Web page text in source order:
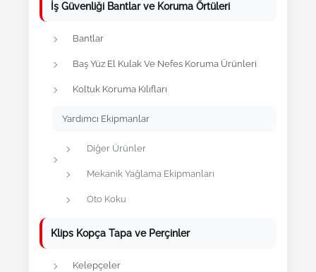
İş Güvenliği Bantlar ve Koruma Örtüleri
Bantlar
Baş Yüz El Kulak Ve Nefes Koruma Ürünleri
Koltuk Koruma Kılıfları
Yardımcı Ekipmanlar
Diğer Ürünler
Mekanik Yağlama Ekipmanları
Oto Koku
Klips Kopça Tapa ve Perçinler
Kelepçeler